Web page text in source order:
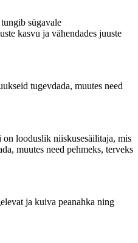
sügavale
kasvu ja vähendades juuste
tugevdada, muutes need
looduslik niiskusesäilitaja, mis
muutes need pehmeks, terveks
ja kuiva peanahka ning